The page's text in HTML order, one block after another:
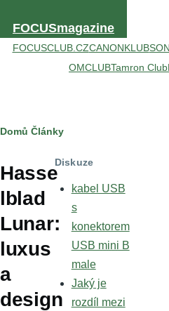
FOCUSmagazine
FOCUSCLUB.CZCANONKLUB
OMCLUBTamron Club
Drobečková
navigace
Domů Články
Hasse
lblad
Lunar:
luxus
a
design
Diskuze
kabel USB
s
konektorem
USB mini B
male
Jaký je
rozdíl mezi